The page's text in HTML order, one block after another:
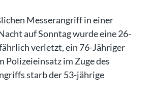
Messerangriff in einer
auf Sonntag wurde eine 26-
verletzt, ein 76-Jähriger
Polizeieinsatz im Zuge des
starb der 53-jährige